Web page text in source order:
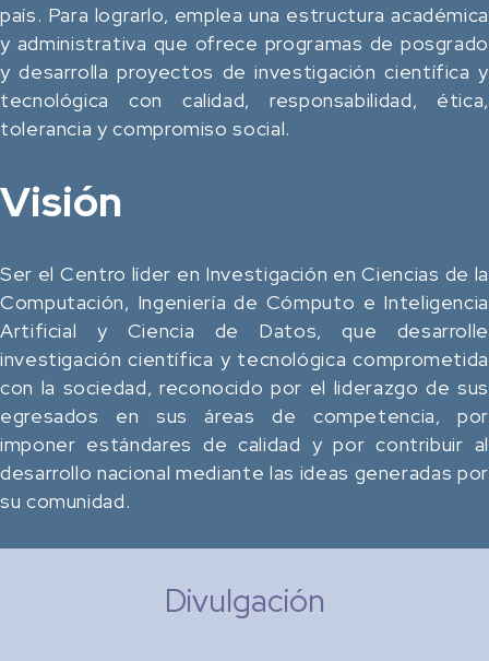
país. Para lograrlo, emplea una estructura académica
y administrativa que ofrece programas de posgrado
y desarrolla proyectos de investigación científica y
tecnológica con calidad, responsabilidad, ética,
tolerancia y compromiso social.
Visión
Ser el Centro líder en Investigación en Ciencias de la
Computación, Ingeniería de Cómputo e Inteligencia
Artificial y Ciencia de Datos, que desarrolle
investigación científica y tecnológica comprometida
con la sociedad, reconocido por el liderazgo de sus
egresados en sus áreas de competencia, por
imponer estándares de calidad y por contribuir al
desarrollo nacional mediante las ideas generadas por
su comunidad.
Divulgación